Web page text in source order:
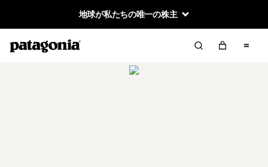
地球が私たちの唯一の株主